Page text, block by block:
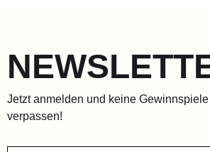
Jetzt anmelden und keine
verpassen!